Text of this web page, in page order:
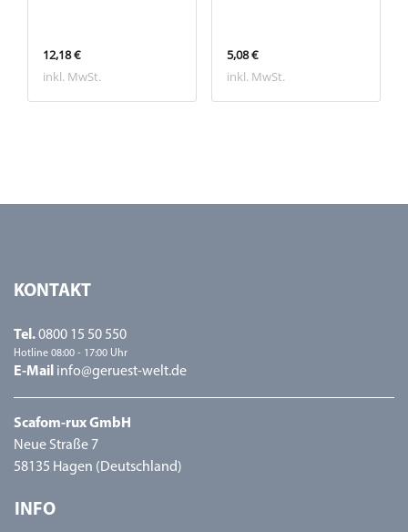
12,18 €
inkl. MwSt.
5,08 €
inkl. MwSt.
KONTAKT
Tel.0800 15 50 550
Hotline 08:00 - 17:00 Uhr
E-Mail info@geruest-welt.de
Scafom-rux GmbH
Neue Straße 7
58135 Hagen (Deutschland)
INFO